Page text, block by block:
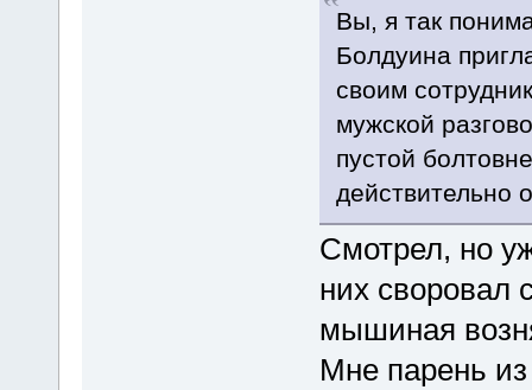
Вы, я так
Болдуина
своим
мужской
пустой
действительно
Смотрел, но
них своровал
мышиная
Мне парень